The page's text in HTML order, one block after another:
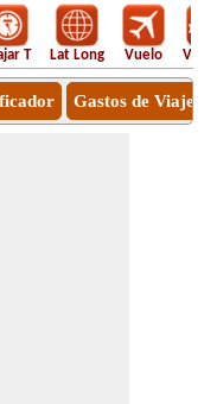
T Lat Long Vuelo
Gastos de Viaje